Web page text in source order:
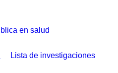
en salud
Lista de investigaciones